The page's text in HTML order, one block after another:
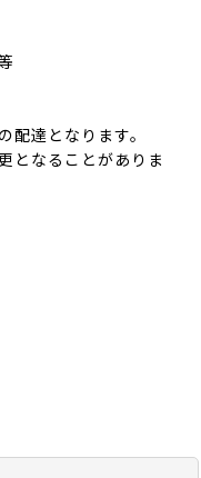
配達となります。
となることがありま